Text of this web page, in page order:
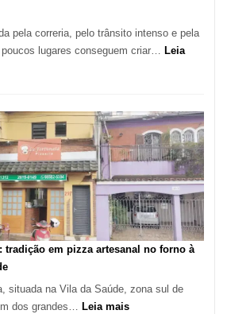
pela correria, pelo trânsito intenso e pela
lugares conseguem criar… Leia
tradição em pizza artesanal no forno à
situada na Vila da Saúde, zona sul de
dos grandes… Leia mais: